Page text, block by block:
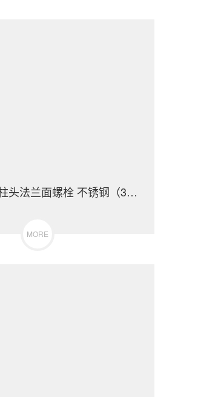
晋州内六角圆柱头法兰面螺栓 不锈钢（304/316）碳钢 合金钢
MORE